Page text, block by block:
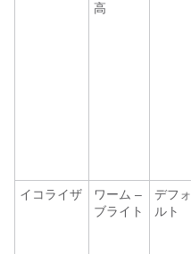
高
イコライザ
ワーム –
ブライト
デフォ
ルト